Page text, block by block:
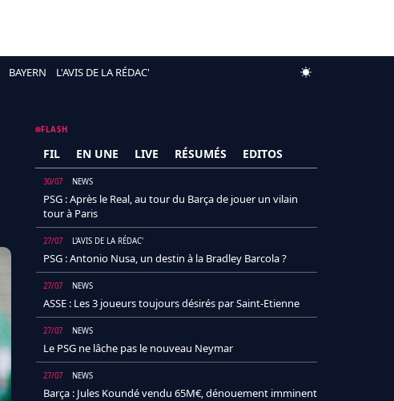
BAYERN L'AVIS DE LA RÉDAC'
FLASH
FIL EN UNE LIVE RÉSUMÉS EDITOS
30/07 NEWS
PSG : Après le Real, au tour du Barça de jouer un vilain
tour à Paris
27/07 L'AVIS DE LA RÉDAC'
PSG : Antonio Nusa, un destin à la Bradley Barcola ?
27/07 NEWS
ASSE : Les 3 joueurs toujours désirés par Saint-Etienne
27/07 NEWS
Le PSG ne lâche pas le nouveau Neymar
27/07 NEWS
Barça : Jules Koundé vendu 65M€, dénouement imminent